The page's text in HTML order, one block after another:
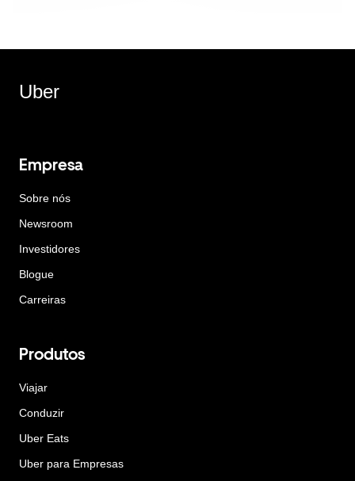
Uber
Empresa
Sobre nós
Newsroom
Investidores
Blogue
Carreiras
Produtos
Viajar
Conduzir
Uber Eats
Uber para Empresas